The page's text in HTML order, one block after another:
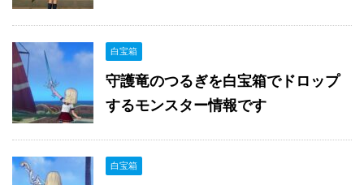
白宝箱
守護竜のつるぎを白宝箱でドロップ
するモンスター情報です
白宝箱